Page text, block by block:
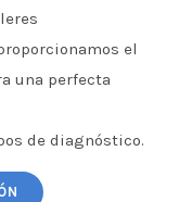
el
una perfecta
de diagnóstico.